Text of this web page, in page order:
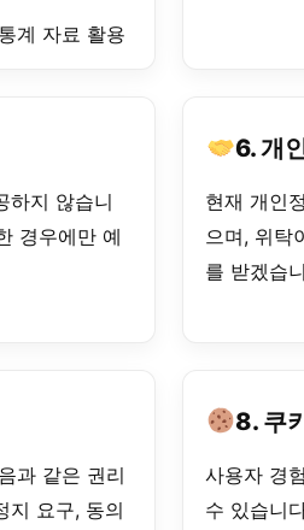
계 자료 활용
하지 않습니
경우에만 예
6. 개
현재 개인
으며, 위탁
를 받겠습
과 같은 권리
지 요구, 동의
8. 쿠
사용자 경
수 있습니